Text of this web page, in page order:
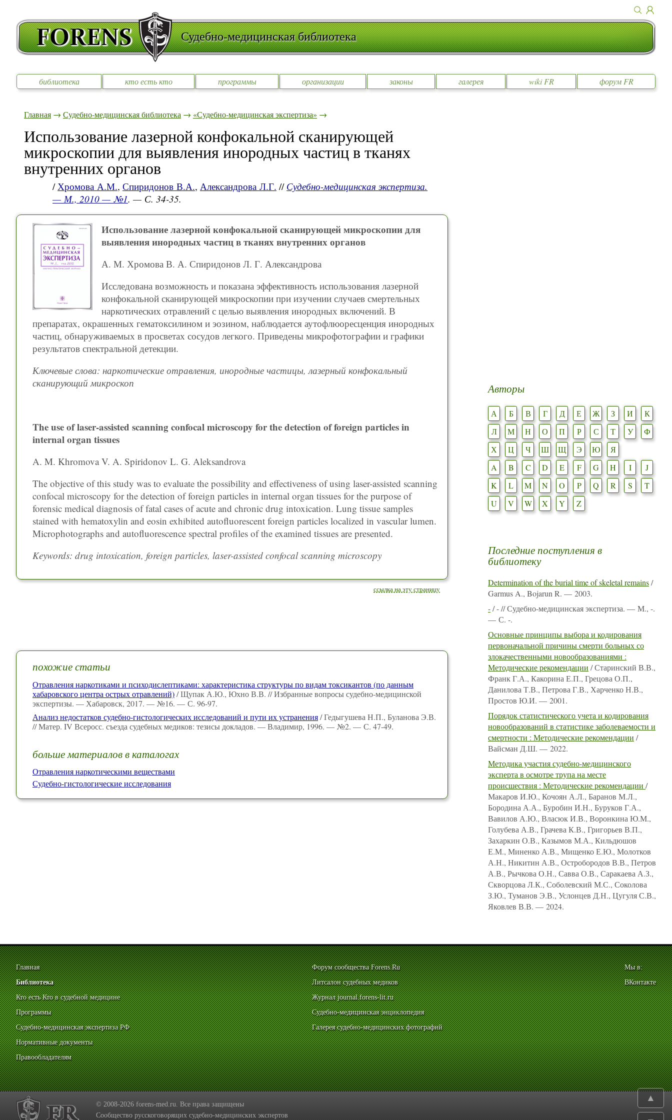
Судебно-медицинская библиотека
библиотека кто есть кто программы организации законы галерея wiki FR форум FR
Главная → Судебно-медицинская библиотека → «Судебно-медицинская экспертиза» →
Использование лазерной конфокальной сканирующей
микроскопии для выявления инородных частиц в тканях
внутренних органов
/Хромова А.М., Спиридонов В.А., Александрова Л.Г. // Судебно-медицинская экспертиза.
— М., 2010 — №1. — С. 34-35.
Использование лазерной конфокальной сканирующей микроскопии для
выявления инородных частиц в тканях внутренних органов
А. М. Хромова В. А. Спиридонов Л. Г. Александрова
Исследована возможность и показана эффективность использования лазерной
конфокальной сканирующей микроскопии при изучении случаев смертельных
наркотических отравлений с целью выявления инородных включений. В
препаратах, окрашенных гематоксилином и эозином, наблюдается аутофлюоресценция инородных
частиц, обнаруживаемых в просветах сосудов легкого. Приведены микрофотографии и графики
результатов спектральной детекции.
Ключевые слова: наркотические отравления, инородные частицы, лазерный конфокальный
сканирующий микроскоп
The use of laser-assisted scanning confocal microscopy for the detection of foreign particles in
internal organ tissues
A. M. Khromova V. A. Spiridonov L. G. Aleksandrova
The objective of this study was to evaluate the possibility and effectiveness of using laser-assisted scanning
confocal microscopy for the detection of foreign particles in internal organ tissues for the purpose of
forensic medical diagnosis of fatal cases of acute and chronic drug intoxication. Lung tissue samples
stained with hematoxylin and eosin exhibited autofluorescent foreign particles localized in vascular lumen.
Microphotographs and autofluorescence spectral profiles of the examined tissues are presented.
Keywords: drug intoxication, foreign particles, laser-assisted confocal scanning microscopy
ссылка на эту страницу
похожие статьи
Отравления наркотиками и психодислептиками: характеристика структуры по видам токсикантов (по данным
хабаровского центра острых отравлений)/ Щупак А.Ю., Юхно В.В. // Избранные вопросы судебно-медицинской
экспертизы. — Хабаровск, 2017. — №16. — С. 96-97.
Анализ недостатков судебно-гистологических исследований и пути их устранения/ Гедыгушева Н.П., Буланова Э.В.
// Матер. IV Всеросс. съезда судебных медиков: тезисы докладов. — Владимир, 1996. — №2. — С. 47-49.
больше материалов в каталогах
Отравления наркотическими веществами
Судебно-гистологические исследования
Авторы
А Б В Г Д Е Ж З И
К
Л
М Н О П Р С Т У
Ф
Х
Ц Ч Ш Щ Э Ю
Я
A
B C D E F G H I
J
K
L M N O P Q R S
T
U
V W X Y Z
Последние поступления в
библиотеку
Determination of the burial time of skeletal remains/
Garmus A., Bojarun R. — 2003.
-/ - // Судебно-медицинская экспертиза. — М., -.
— С. -.
Основные принципы выбора и кодирования
первоначальной причины смерти больных со
злокачественными новообразованиями :
Методические рекомендации / Старинский В.В.,
Франк Г.А., Какорина Е.П., Грецова О.П.,
Данилова Т.В., Петрова Г.В., Харченко Н.В.,
Простов Ю.И. — 2001.
Порядок статистического учета и кодирования
новообразований в статистике заболеваемости и
смертности : Методические рекомендации /
Вайсман Д.Ш. — 2022.
Методика участия судебно-медицинского
эксперта в осмотре трупа на месте
происшествия : Методические рекомендации /
Макаров И.Ю., Кочоян А.Л., Баранов М.Л.,
Бородина А.А., Буробин И.Н., Буруков Г.А.,
Вавилов А.Ю., Власюк И.В., Воронкина Ю.М.,
Голубева А.В., Грачева К.В., Григорьев В.П.,
Захаркин О.В., Казымов М.А., Кильдюшов
Е.М., Миненко А.В., Мищенко Е.Ю., Молотков
А.Н., Никитин А.В., Остробородов В.В., Петров
А.В., Рычкова О.Н., Савва О.В., Саракаева А.З.,
Скворцова Л.К., Соболевский М.С., Соколова
З.Ю., Туманов Э.В., Услонцев Д.Н., Цугуля С.В.,
Яковлев В.В. — 2024.
Главная
Библиотека
Кто есть Кто в судебной медицине
Программы
Судебно-медицинская экспертиза РФ
Нормативные документы
Правообладателям
Форум сообщества Forens.Ru
Литсалон судебных медиков
Журнал journal.forens-lit.ru
Судебно-медицинская энциклопедия
Галерея судебно-медицинских фотографий
Мы в:
ВКонтакте
© 2008-2026 forens-med.ru. Все права защищены
Сообщество русскоговорящих судебно-медицинских экспертов
▲